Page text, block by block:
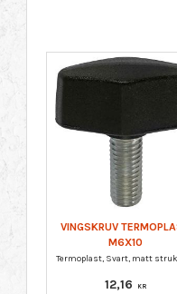
VINGSKRUV
M6X10
12,16 KR